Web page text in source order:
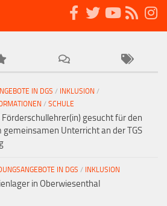
IN DGS / INKLUSION /
/ SCHULE
Förderschullehrer(in) gesucht für den
gemeinsamen Unterricht an der TGS
IN DGS / INKLUSION
in Oberwiesenthal